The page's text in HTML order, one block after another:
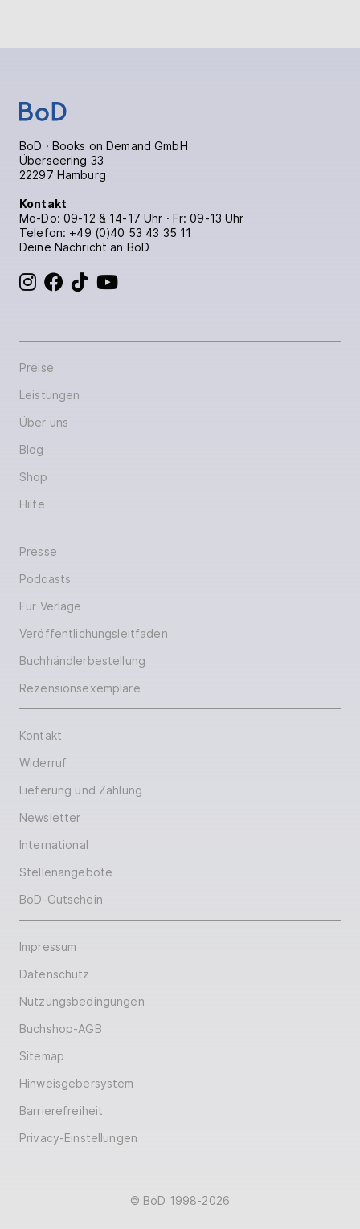
BoD · Books on Demand GmbH
Überseering 33
22297 Hamburg
Kontakt
Mo-Do: 09-12 & 14-17 Uhr · Fr: 09-13 Uhr
Telefon: +49 (0)40 53 43 35 11
Deine Nachricht an BoD
BoD bei Instagram
BoD bei Facebook
BoD bei TikTok
Preise
Leistungen
Über uns
Blog
Shop
Hilfe
Presse
Podcasts
Für Verlage
Veröffentlichungsleitfaden
Buchhändlerbestellung
Rezensionsexemplare
Kontakt
Widerruf
Lieferung und Zahlung
Newsletter
International
Stellenangebote
BoD-Gutschein
Impressum
Datenschutz
Nutzungsbedingungen
Buchshop-AGB
Sitemap
Hinweisgebersystem
Barrierefreiheit
Privacy-Einstellungen
© BoD 1998-2026